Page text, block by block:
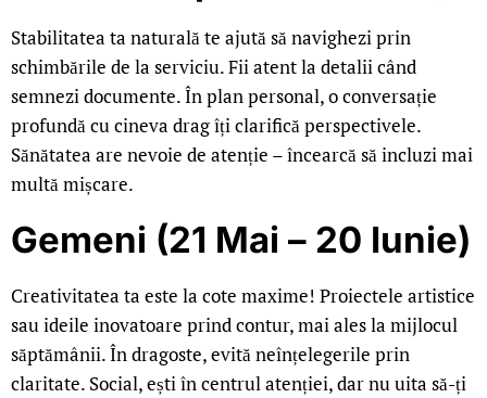
Stabilitatea ta naturală te ajută să navighezi prin
schimbările de la serviciu. Fii atent la detalii când
semnezi documente. În plan personal, o conversație
profundă cu cineva drag îți clarifică perspectivele.
Sănătatea are nevoie de atenție – încearcă să incluzi mai
multă mișcare.
Gemeni (21 Mai – 20 Iunie)
Creativitatea ta este la cote maxime! Proiectele artistice
sau ideile inovatoare prind contur, mai ales la mijlocul
săptămânii. În dragoste, evită neînțelegerile prin
claritate. Social, ești în centrul atenției, dar nu uita să-ți